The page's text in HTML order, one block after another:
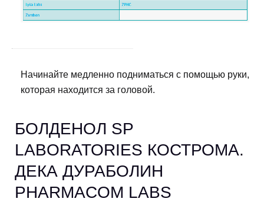
Начинайте медленно подниматься с помощью руки,
которая находится за головой.
БОЛДЕНОЛ SP
LABORATORIES КОСТРОМА.
ДЕКА ДУРАБОЛИН
PHARMACOM LABS